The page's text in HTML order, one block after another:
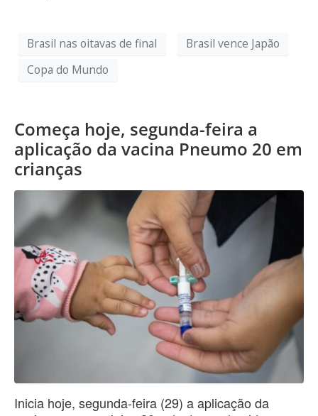
Brasil nas oitavas de final
Brasil vence Japão
Copa do Mundo
Começa hoje, segunda-feira a
aplicação da vacina Pneumo 20 em
crianças
Inicia hoje, segunda-feira (29) a aplicação da